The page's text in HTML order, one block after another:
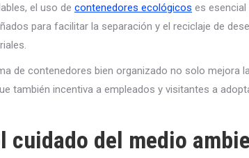
el uso de contenedores ecológicos es esencial
para facilitar la separación y el reciclaje de
de contenedores bien organizado no solo mejora
también incentiva a empleados y visitantes a
cuidado del medio